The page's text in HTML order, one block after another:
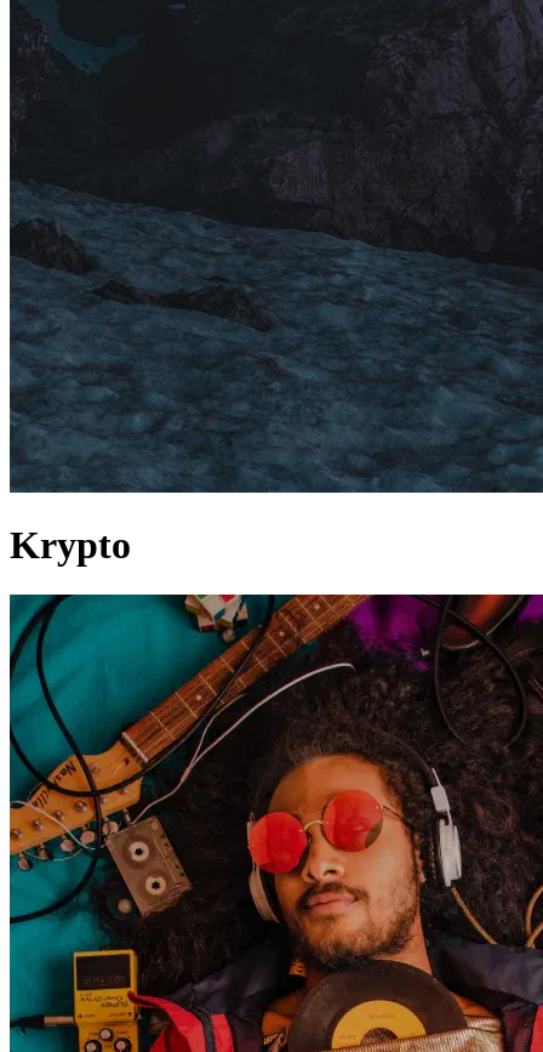
Krypto